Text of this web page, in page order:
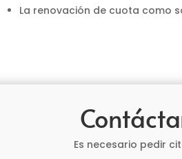
La renovación de cuota como
Es necesario pedir